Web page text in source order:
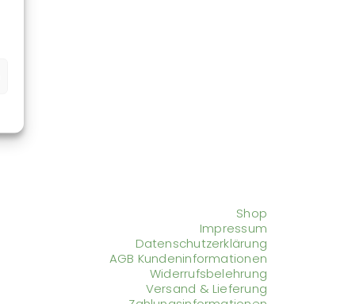
Shop
Impressum
Datenschutzerklärung
AGB Kundeninformationen
Widerrufsbelehrung
Versand & Lieferung